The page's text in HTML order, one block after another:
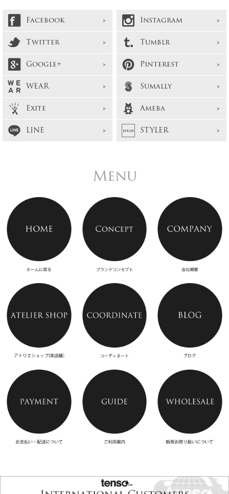
Facebook
Instagram
Twitter
Tumblr
Google+
Pinterest
WEAR
Sumally
Exite
Ameba
LINE
STYLER
Menu